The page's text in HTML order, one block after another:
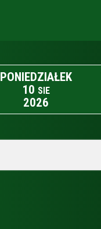
PONIEDZIAŁEK
10 SIE
2026